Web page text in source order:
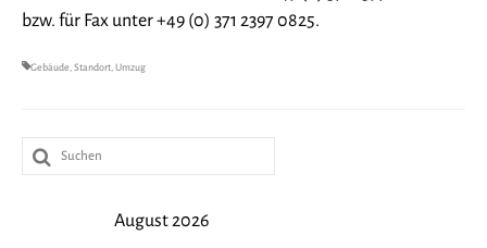
Vorstand
Datenschutzerklärung
Impressum
bzw. für Fax unter +49 (0) 371 2397 0825.
Gebäude , Standort, Umzug
Suche
nach:
August 2026